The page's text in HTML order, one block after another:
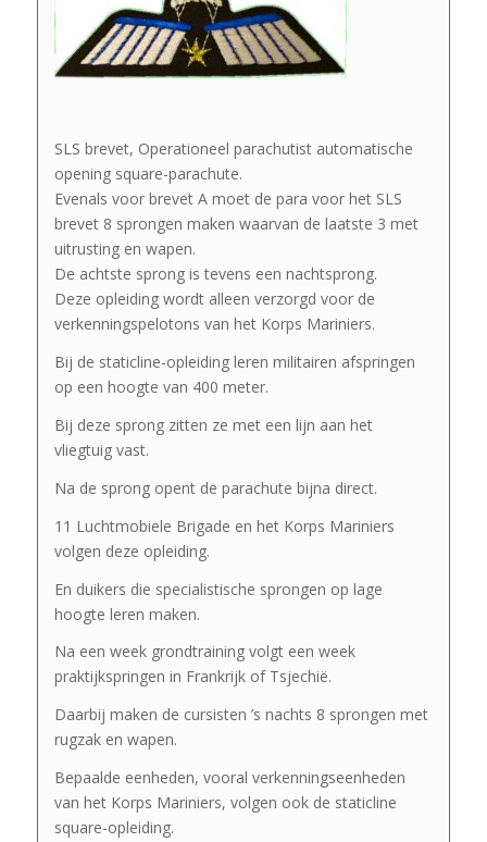
SLS brevet, Operationeel parachutist automatische
opening square-parachute.
Evenals voor brevet A moet de para voor het SLS
brevet 8 sprongen maken waarvan de laatste 3 met
uitrusting en wapen.
De achtste sprong is tevens een nachtsprong.
Deze opleiding wordt alleen verzorgd voor de
verkenningspelotons van het Korps Mariniers.
Bij de staticline-opleiding leren militairen afspringen
op een hoogte van 400 meter.
Bij deze sprong zitten ze met een lijn aan het
vliegtuig vast.
Na de sprong opent de parachute bijna direct.
11 Luchtmobiele Brigade en het Korps Mariniers
volgen deze opleiding.
En duikers die specialistische sprongen op lage
hoogte leren maken.
Na een week grondtraining volgt een week
praktijkspringen in Frankrijk of Tsjechië.
Daarbij maken de cursisten ’s nachts 8 sprongen met
rugzak en wapen.
Bepaalde eenheden, vooral verkenningseenheden
van het Korps Mariniers, volgen ook de staticline
square-opleiding.